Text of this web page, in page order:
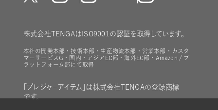
株式会社TENGAはISO9001の認証を取得しています。
本社の開発本部・技術本部・生産物流本部・営業本部・カスタ
マーサービスG・国内・アジアEC部・海外EC部・Amazon / プ
ラットフォーム部にて取得
「プレジャーアイテム」は株式会社TENGAの登録商標
です。